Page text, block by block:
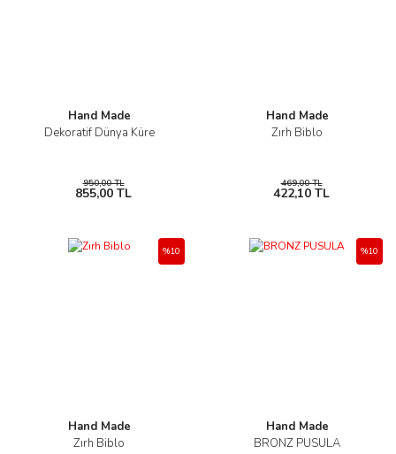
Hand Made
Dekoratif Dünya Küre
950,00 TL
855,00 TL
Hand Made
Zırh Biblo
469,00 TL
422,10 TL
Hand Made
Zırh Biblo
%10
Hand Made
BRONZ PUSULA
%10